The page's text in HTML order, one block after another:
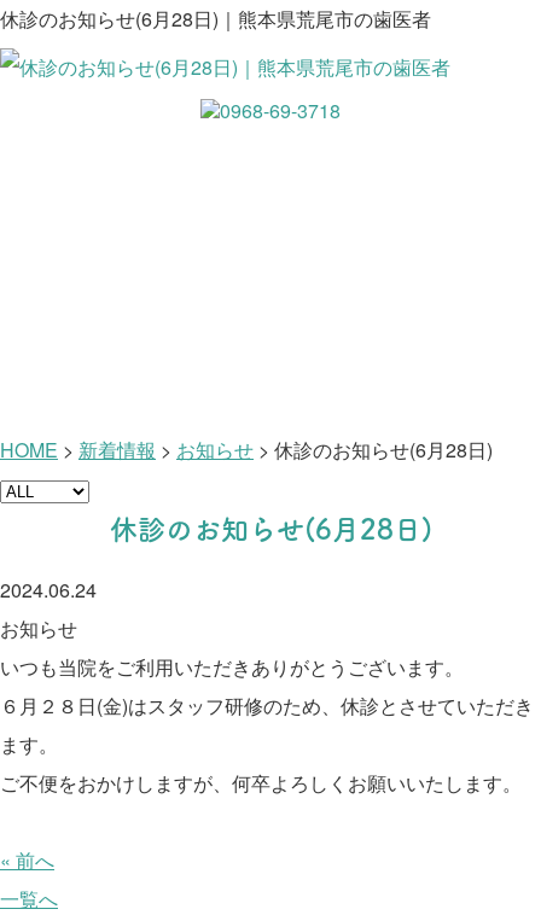
休診のお知らせ(6月28日)｜熊本県荒尾市の歯医者
HOME > 新着情報 > お知らせ > 休診のお知らせ(6月28日)
休診のお知らせ(6月28日)
2024.06.24
お知らせ
いつも当院をご利用いただきありがとうございます。
６月２８日(金)はスタッフ研修のため、休診とさせていただき
ます。
ご不便をおかけしますが、何卒よろしくお願いいたします。
« 前へ
一覧へ